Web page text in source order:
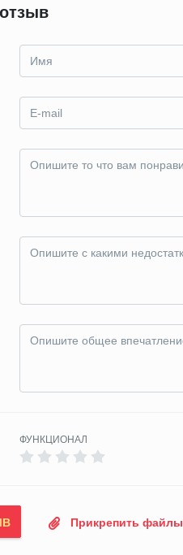
ФУНКЦИОНАЛ
Прикрепить файлы